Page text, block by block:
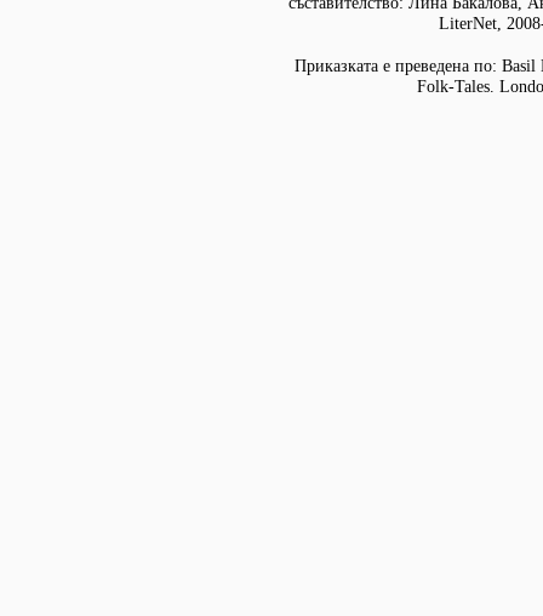
LiterNet,
Приказката е преведена по:
Folk-Tales.